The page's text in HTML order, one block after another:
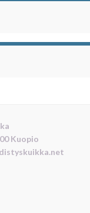
Kuopio